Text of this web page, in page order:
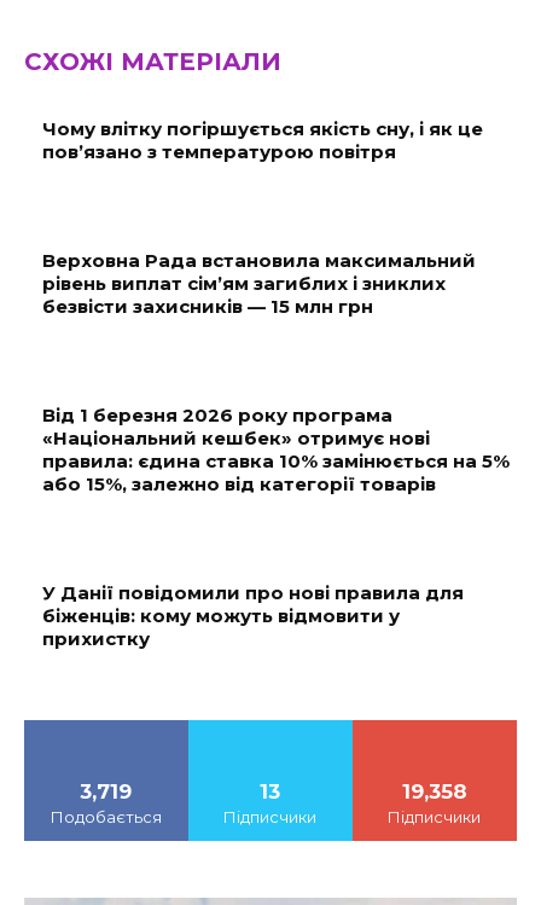
СХОЖІ МАТЕРІАЛИ
Чому влітку погіршується якість сну, і як це
пов’язано з температурою повітря
Верховна Рада встановила максимальний
рівень виплат сім’ям загиблих і зниклих
безвісти захисників — 15 млн грн
Від 1 березня 2026 року програма
«Національний кешбек» отримує нові
правила: єдина ставка 10% замінюється на 5%
або 15%, залежно від категорії товарів
У Данії повідомили про нові правила для
біженців: кому можуть відмовити у
прихистку
3,719
Подобається
13
Підписчики
19,358
Підписчики